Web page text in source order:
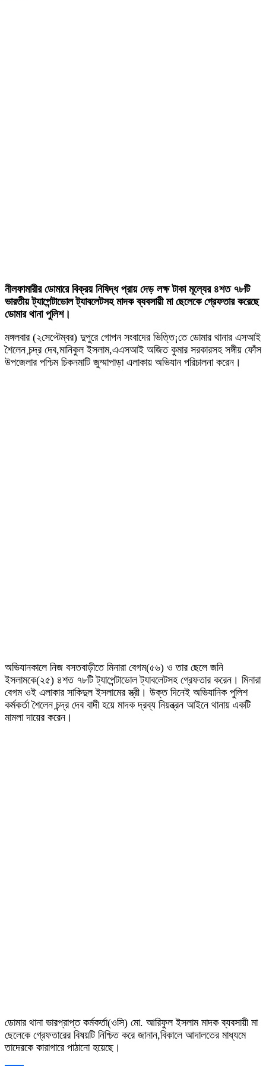
নীলফামারীর ডোমারে বিক্রয় নিষিদ্ধ প্রায় দেড় লক্ষ টাকা মূল্যের ৪শত ৭৮টি
ভারতীয় ট্যাপেন্টাডোল ট্যাবলেটসহ মাদক ব্যবসায়ী মা ছেলেকে গ্রেফতার করেছে
ডোমার থানা পুলিশ।
মঙ্গলবার (২সেপ্টেম্বর) দুপুরে গোপন সংবাদের ভিত্তি¡তে ডোমার থানার এসআই
শৈলেন চন্দ্র দেব,মানিকুল ইসলাম,এএসআই অজিত কুমার সরকারসহ সঙ্গীয় ফোঁস
উপজেলার পশ্চিম চিকনমাটি জুম্মাপাড়া এলাকায় অভিযান পরিচালনা করেন।
অভিযানকালে নিজ বসতবাড়ীতে মিনারা বেগম(৫৬) ও তার ছেলে জনি
ইসলামকে(২৫) ৪শত ৭৮টি ট্যাপেন্টাডোল ট্যাবলেটসহ গ্রেফতার করেন। মিনারা
বেগম ওই এলাকার সাকিদুল ইসলামের স্ত্রী। উক্ত দিনেই অভিযানিক পুলিশ
কর্মকর্তা শৈলেন চন্দ্র দেব বাদী হয়ে মাদক দ্রব্য নিয়ন্ত্রন আইনে থানায় একটি
মামলা দায়ের করেন।
ডোমার থানা ভারপ্রাপ্ত কর্মকর্তা(ওসি) মো. আরিফুল ইসলাম মাদক ব্যবসায়ী মা
ছেলেকে গ্রেফতারের বিষয়টি নিশ্চিত করে জানান,বিকালে আদালতের মাধ্যমে
তাদেরকে কারাগারে পাঠানো হয়েছে।